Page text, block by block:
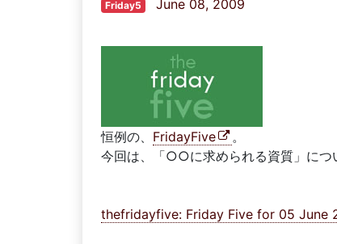
Friday5 June 08, 2009
恒例の、 FridayFive
。
今回は、「○○に求められる資質」につ
thefridayfive: Friday Five for 05 June